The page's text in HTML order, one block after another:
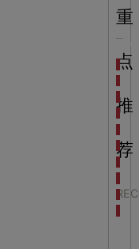
重
点
推
荐